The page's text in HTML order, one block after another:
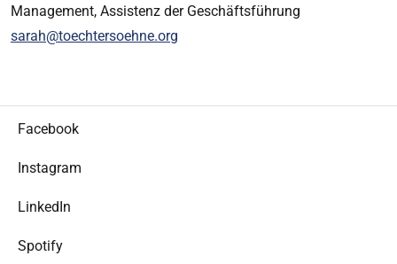
Management, Assistenz der Geschäftsführung
sarah@toechtersoehne.org
Facebook
Instagram
LinkedIn
Spotify